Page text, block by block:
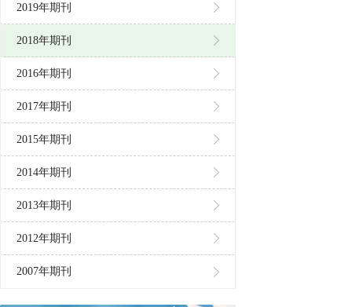
2019年期刊
2018年期刊
2016年期刊
2017年期刊
2015年期刊
2014年期刊
2013年期刊
2012年期刊
2007年期刊